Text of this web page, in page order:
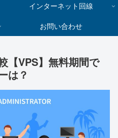
インターネット回線
お問い合わせ
【VPS】無料期間で
は？